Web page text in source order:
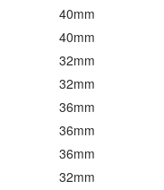
40mm
40mm
32mm
32mm
36mm
36mm
36mm
32mm